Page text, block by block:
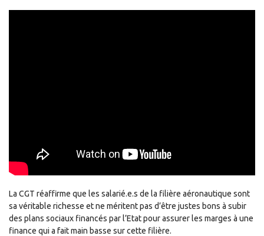
La CGT réaffirme que les salarié.e.s de la filière aéronautique sont
sa véritable richesse et ne méritent pas d’être justes bons à subir
des plans sociaux financés par l’Etat pour assurer les marges à une
finance qui a fait main basse sur cette filière.